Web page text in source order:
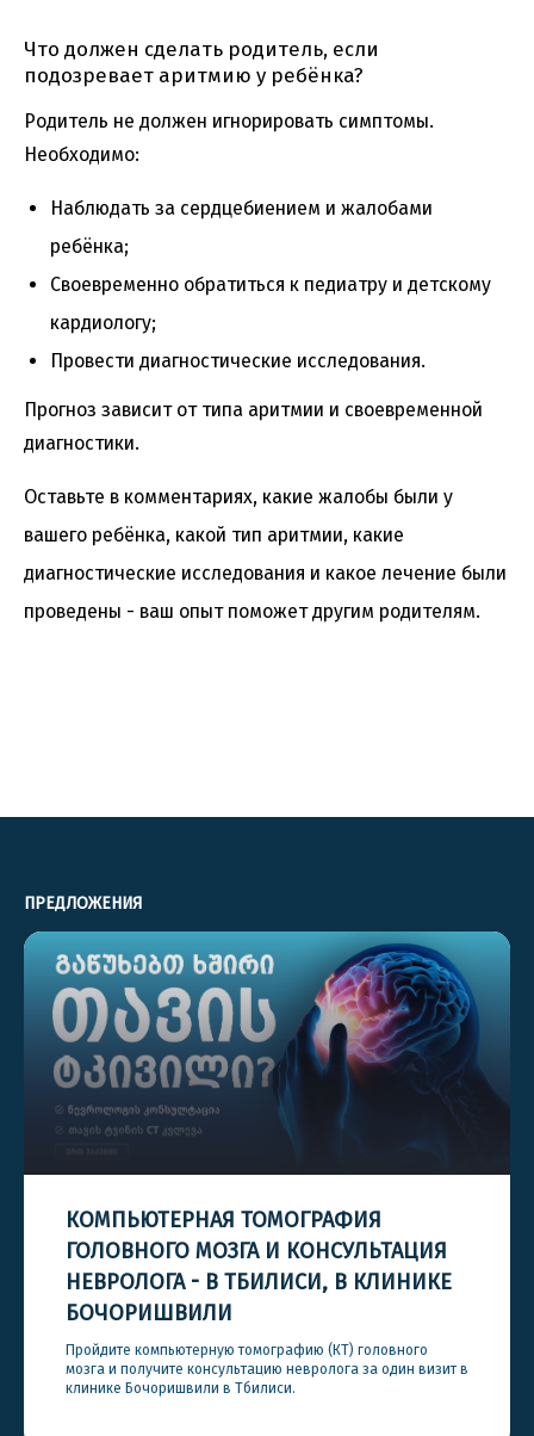
Что должен сделать родитель, если
подозревает аритмию у ребёнка?
Родитель не должен игнорировать симптомы.
Необходимо:
Наблюдать за сердцебиением и жалобами
ребёнка;
Своевременно обратиться к педиатру и детскому
кардиологу;
Провести диагностические исследования.
Прогноз зависит от типа аритмии и своевременной
диагностики.
Оставьте в комментариях, какие жалобы были у
вашего ребёнка, какой тип аритмии, какие
диагностические исследования и какое лечение были
проведены - ваш опыт поможет другим родителям.
ПРЕДЛОЖЕНИЯ
КОМПЬЮТЕРНАЯ ТОМОГРАФИЯ
ГОЛОВНОГО МОЗГА И КОНСУЛЬТАЦИЯ
НЕВРОЛОГА - В ТБИЛИСИ, В КЛИНИКЕ
БОЧОРИШВИЛИ
Пройдите компьютерную томографию (КТ) головного
мозга и получите консультацию невролога за один визит в
клинике Бочоришвили в Тбилиси.